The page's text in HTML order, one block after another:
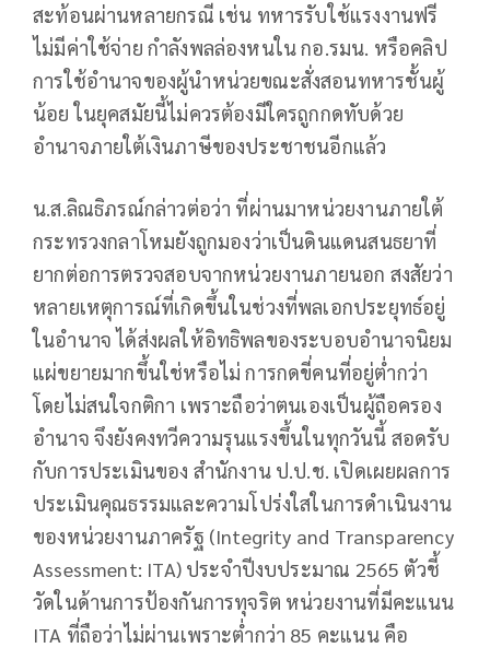
สะท้อนผ่านหลายกรณี เช่น ทหารรับใช้แรงงานฟรี
ไม่มีค่าใช้จ่าย กำลังพลล่องหนใน กอ.รมน. หรือคลิป
การใช้อำนาจของผู้นำหน่วยขณะสั่งสอนทหารชั้นผู้
น้อย ในยุคสมัยนี้ไม่ควรต้องมีใครถูกกดทับด้วย
อำนาจภายใต้เงินภาษีของประชาชนอีกแล้ว
น.ส.ลิณธิภรณ์กล่าวต่อว่า ที่ผ่านมาหน่วยงานภายใต้
กระทรวงกลาโหมยังถูกมองว่าเป็นดินแดนสนธยาที่
ยากต่อการตรวจสอบจากหน่วยงานภายนอก สงสัยว่า
หลายเหตุการณ์ที่เกิดขึ้นในช่วงที่พลเอกประยุทธ์อยู่
ในอำนาจ ได้ส่งผลให้อิทธิพลของระบอบอำนาจนิยม
แผ่ขยายมากขึ้นใช่หรือไม่ การกดขี่คนที่อยู่ต่ำกว่า
โดยไม่สนใจกติกา เพราะถือว่าตนเองเป็นผู้ถือครอง
อำนาจ จึงยังคงทวีความรุนแรงขึ้นในทุกวันนี้ สอดรับ
กับการประเมินของ สำนักงาน ป.ป.ช. เปิดเผยผลการ
ประเมินคุณธรรมและความโปร่งใสในการดำเนินงาน
ของหน่วยงานภาครัฐ (Integrity and Transparency
Assessment: ITA) ประจำปีงบประมาณ 2565 ตัวชี้
วัดในด้านการป้องกันการทุจริต หน่วยงานที่มีคะแนน
ITA ที่ถือว่าไม่ผ่านเพราะต่ำกว่า 85 คะแนน คือ